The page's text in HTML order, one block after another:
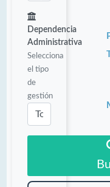
Dependencia
Administrativa
Selecciona
el tipo
de
gestión